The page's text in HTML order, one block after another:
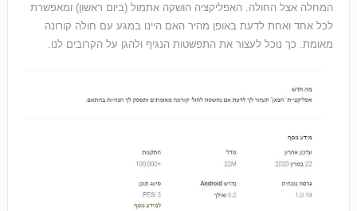
המחלה אצל החולה. האפליקציה הושקה אתמול (ביום ראשון) ומאפשרת
לכל אחד ואחת לדעת באופן מהיר האם היינו במגע עם חולה קורונה
מאומת. כך נוכל לעצור את התפשטות הנגיף ולהגן על הקרובים לנו.